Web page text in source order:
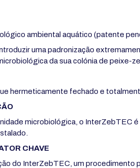
ambiental aquático (patente
uma padronização
da sua colónia de peixe-
hermeticamente fechado e
microbiológica, o InterZebTEC é
CHAVE
do InterZebTEC, um procedimento